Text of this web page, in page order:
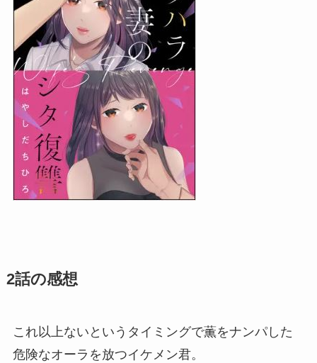
2話の感想
これ以上ないというタイミングで薫をナンパした
危険なオーラを放つイケメン君。